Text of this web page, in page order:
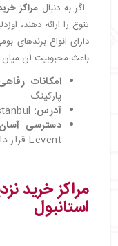
اگر به دنبال مراکز
تنوع را ارائه دهند،
دارای انواع برندهای
باعث محبوبیت آن
امکانات
پارکینگ.
آدرس:
دسترسی
Levent قرار دارد.
مراکز خرید
استانبول